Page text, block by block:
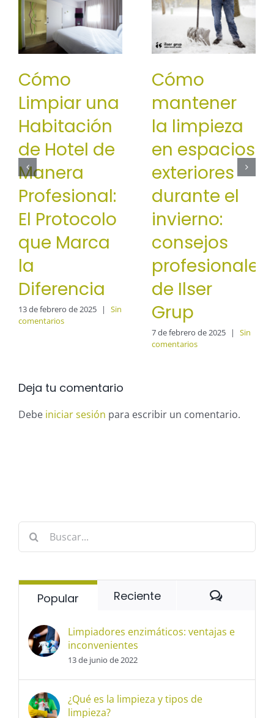
Cómo
Limpiar una
Habitación
de Hotel de
Manera
Profesional:
El Protocolo
que Marca
la
Diferencia
13 de febrero de 2025 |
Sin
comentarios
Cómo
mantener
la limpieza
en espacios
exteriores
durante el
invierno:
consejos
profesionales
de Ilser
Grup
7 de febrero de 2025 |
Sin
comentarios
Deja tu comentario
Debe iniciar sesión para escribir un comentario.
Buscar:
Popular Reciente
Limpiadores enzimáticos: ventajas e
inconvenientes
13 de junio de 2022
¿Qué es la limpieza y tipos de
limpieza?